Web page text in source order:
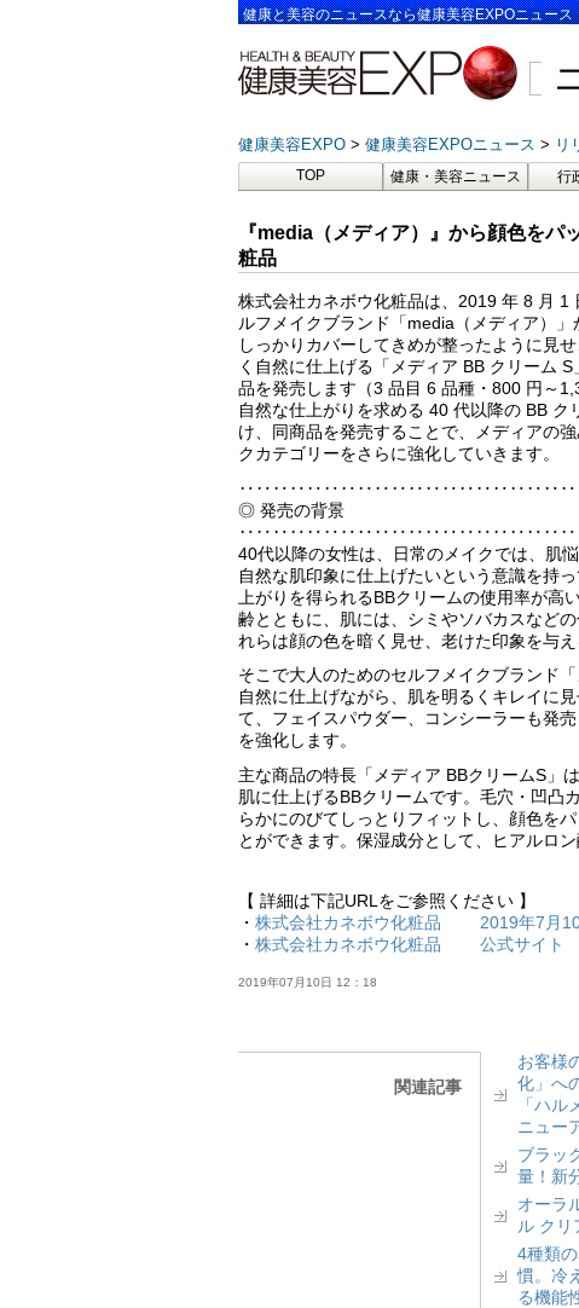
健康と美容のニュースなら健康美容EXPOニュース
健康美容EXPO 健康美容EXPOニュース リ
TOP 健康・美容ニュース 行
『media（メディア）』から顔色を
粧品
株式会社カネボウ化粧品は、2019 年 8 月 1
ルフメイクブランド「media（メディア）
しっかりカバーしてきめが整ったように見
く自然に仕上げる「メディア BB クリーム
品を発売します（3 品目 6 品種・800 円～
自然な仕上がりを求める 40 代以降の BB ク
け、同商品を発売することで、メディアの
クカテゴリーをさらに強化していきます。
◎ 発売の背景
40代以降の女性は、日常のメイクでは、肌
自然な肌印象に仕上げたいという意識を持
上がりを得られるBBクリームの使用率が高
齢とともに、肌には、シミやソバカスなど
れらは顔の色を暗く見せ、老けた印象を与え
そこで大人のためのセルフメイクブランド
自然に仕上げながら、肌を明るくキレイに
て、フェイスパウダー、コンシーラーも発
を強化します。
主な商品の特長「メディア BBクリームS」
肌に仕上げるBBクリームです。毛穴・凹凸
らかにのびてしっとりフィットし、顔色を
とができます。保湿成分として、ヒアルロ
【 詳細は下記URLをご参照ください 】
・ 株式会社カネボウ化粧品 2019年7月10
・ 株式会社カネボウ化粧品 公式サイト
2019年07月10日 12：18
関連記事
お客様
化」へ
「ハ
ニュー
ブラッ
量！新
オーラ
ル クリ
4種類
慣。冷
る機能